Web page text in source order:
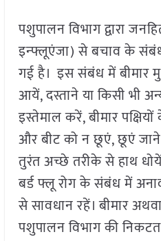
पशुपालन विभाग द्वारा
इन्फ्लूएंजा) से बचाव के
गई है। इस संबंध में बीमार
आयें, दस्ताने या किसी भी
इस्तेमाल करें, बीमार
और बीट को न छूएं, छूएं
तुरंत अच्छे तरीके से हाथ
बर्ड फ्लू रोग के संबंध में
से सावधान रहें। बीमार
पशुपालन विभाग की